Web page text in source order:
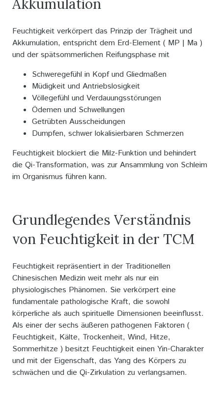
Akkumulation
Feuchtigkeit verkörpert das Prinzip der Trägheit und
Akkumulation, entspricht dem Erd-Element ( MP | Ma )
und der spätsommerlichen Reifungsphase mit
Schweregefühl in Kopf und Gliedmaßen
Müdigkeit und Antriebslosigkeit
Völlegefühl und Verdauungsstörungen
Ödemen und Schwellungen
Getrübten Ausscheidungen
Dumpfen, schwer lokalisierbaren Schmerzen
Feuchtigkeit blockiert die Milz-Funktion und behindert
die Qi-Transformation, was zur Ansammlung von Schleim
im Organismus führen kann.
Grundlegendes Verständnis
von Feuchtigkeit in der TCM
Feuchtigkeit repräsentiert in der Traditionellen
Chinesischen Medizin weit mehr als nur ein
physiologisches Phänomen. Sie verkörpert eine
fundamentale pathologische Kraft, die sowohl
körperliche als auch spirituelle Dimensionen beeinflusst.
Als einer der sechs äußeren pathogenen Faktoren (
Feuchtigkeit, Kälte, Trockenheit, Wind, Hitze,
Sommerhitze ) besitzt Feuchtigkeit einen Yin-Charakter
und mit der Eigenschaft, das Yang des Körpers zu
schwächen und die Qi-Zirkulation zu verlangsamen.